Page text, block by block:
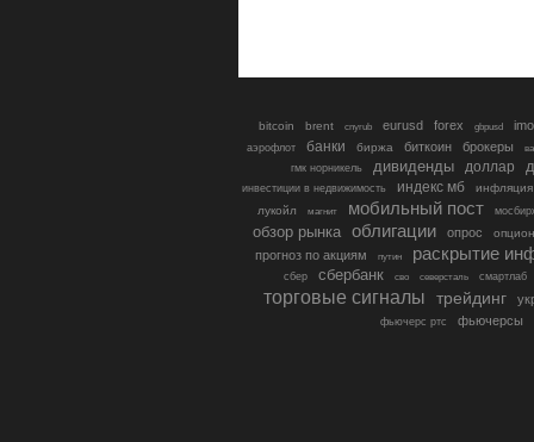
bitcoin brent cnyrub eurusd forex gbpusd
аэрофлот банки биржа биткоин брокеры
гмк норникель
дивиденды доллар
инвестиции в недвижимость индекс мб
инфляция
лукойл
магнит мобильный пост
обзор рынка облигации опрос
прогноз по акциям путин раскрытие
сбер сбербанк сво северсталь смартлаб
торговые сигналы трейдинг
фьючерс ртс фьючерсы